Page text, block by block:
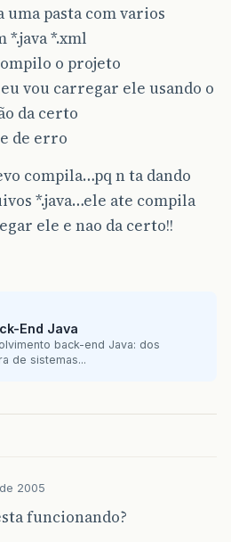
pasta com varios
*.xml
o projeto
vou carregar ele usando o
da certo
de erro
compila…pq n ta dando
*.java…ele ate compila
ele e nao da certo!!
End Java
back-end Java: dos
de sistemas...
2005
funcionando?